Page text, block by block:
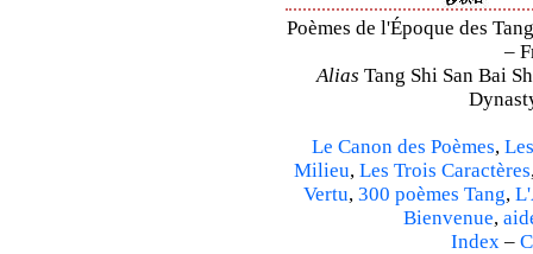
Poèmes de l'Époque des
–
Alias Tang Shi San Bai
Le Canon des Poèmes,
Milieu, Les Trois Caractères
Vertu, 300 poèmes Tang,
Bienvenue,
Index–